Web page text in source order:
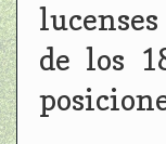
de los